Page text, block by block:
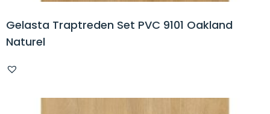
Gelasta Traptreden Set PVC 9101 Oakland
Naturel